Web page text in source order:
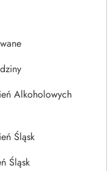
Alkoholowych
Śląsk
Śląsk